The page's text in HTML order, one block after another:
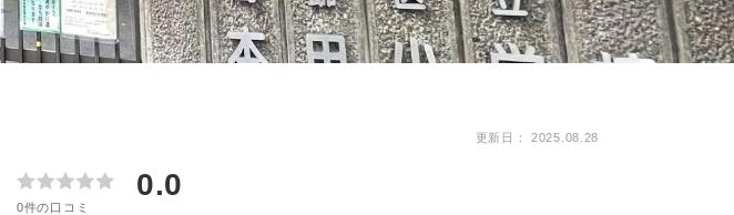
IRに関する問合せ
更新日： 2025.08.28
0.0
0件の口コミ